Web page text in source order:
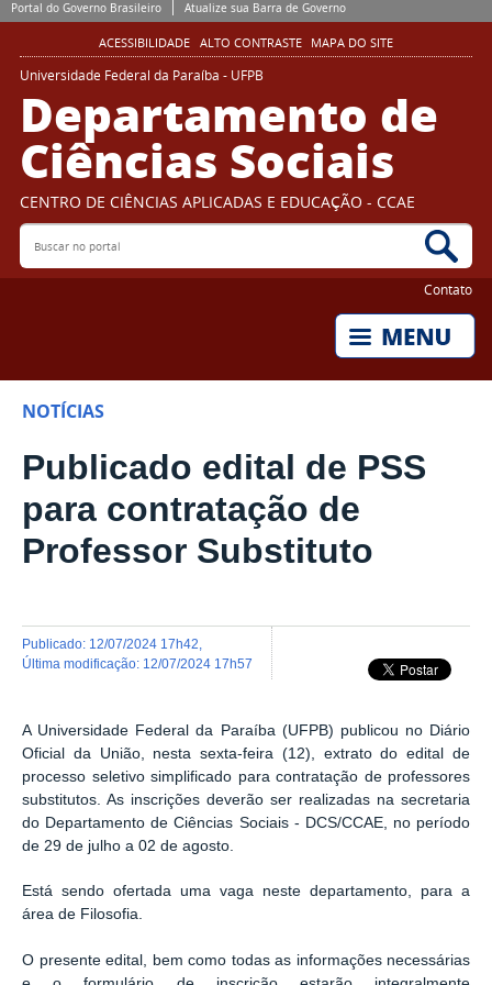
Portal do Governo Brasileiro Atualize sua Barra de Governo
ACESSIBILIDADE ALTO CONTRASTE MAPA DO SITE
Universidade Federal da Paraíba - UFPB
Departamento de
Ciências Sociais
CENTRO DE CIÊNCIAS APLICADAS E EDUCAÇÃO - CCAE
Buscar no portal
Contato
NOTÍCIAS
Publicado edital de PSS
para contratação de
Professor Substituto
publicado: 12/07/2024 17h42
última modificação: 12/07/2024 17h57
A Universidade Federal da Paraíba (UFPB) publicou no Diário
Oficial da União, nesta sexta-feira (12), extrato do edital de
processo seletivo simplificado para contratação de professores
substitutos. As inscrições deverão ser realizadas na secretaria
do Departamento de Ciências Sociais - DCS/CCAE, no período
de 29 de julho a 02 de agosto.
Está sendo ofertada uma vaga neste departamento, para a
área de Filosofia.
O presente edital, bem como todas as informações necessárias